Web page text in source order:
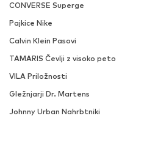
CONVERSE Superge
Pajkice Nike
Calvin Klein Pasovi
TAMARIS Čevlji z visoko peto
VILA Priložnosti
Gležnjarji Dr. Martens
Johnny Urban Nahrbtniki